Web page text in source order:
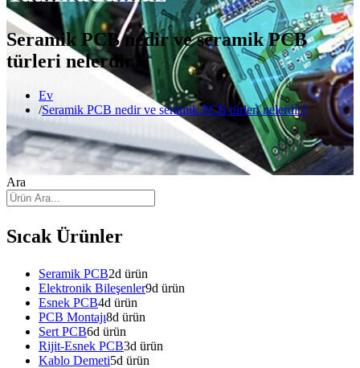
Seramik PCB nedir ve seramik PCB
türleri nelerdir?
Ev
Seramik PCB nedir ve seramik PCB türleri nelerdir?
Ara
Sıcak Ürünler
Seramik PCB2d ürün
Elektronik Bileşenler9d ürün
Esnek PCB4d ürün
PCB Montajı8d ürün
Sert PCB6d ürün
Rijit-Esnek PCB3d ürün
Kablo Demeti5d ürün